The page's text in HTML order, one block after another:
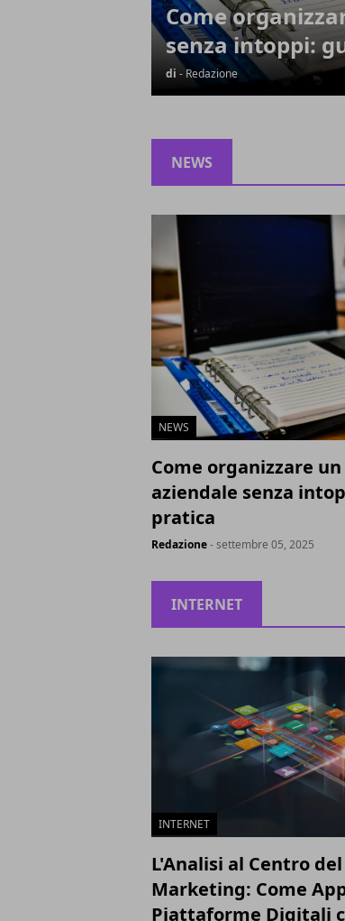
Come
senza intoppi:
di - Redazione
NEWS
NEWS
Come organizzare
aziendale senza
pratica
Redazione- settembre 05, 2025
INTERNET
INTERNET
L'Analisi al Centro
Marketing: Come
Piattaforme Digitali